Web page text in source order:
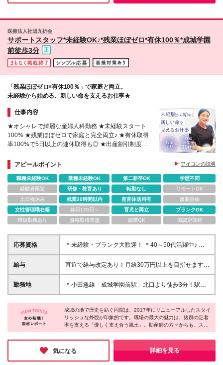
医療法人社団九折会
サポートスタッフ*未経験OK♪*残業ほぼゼロ*有休100％*成城学園
前徒歩3分
「残業ほぼゼロ×有休100％」で家庭と両立。
未経験から始める、新しい命を支えるお仕事★
仕事内容
★オシャレで綺麗な産婦人科勤務 ★未経験スタート
100% ★残業ほぼゼロで家庭と完全両立♪ ★有休取得
率100%で5日以上の連休取得も◎ ★出産割引制度
アピールポイント
アイコンの説明
職種未経験OK 業種未経験OK 第二新卒OK
学歴不問
経験者限定
研修・教育あり 転勤なし
リモートOK
土日祝休み
残業20時間以内 産育休活用有
服装自由
女性管理職在籍
休日120日～ 育児と両立
ブランクOK
時短勤務あり
資格取得支援 副業OK 国認定取得
応募資格
＊未経験・ブランク大歓迎！ ＊40～50代活躍中♪ ◆
学歴不問、資格・専門知識一切不要！ ※中途入社率
100%＆全員未経験スタートです ＼こんな方にピッタ
る方 ★綺麗好きな方、整理整頓やテキパキ動くのが
得意な方 ★残業なしで家庭や趣味と無理なく両立さ
スピード採用を行います★
給与
直近で給与改定あり！月給30万円以上を目指せます！
月給22万円以上＋賞与年2回 ★月収例：28.9万～30.5
万 【豊富な手当】 職務手当：4万円 住宅手当：1.3万
収】 370万～500万円 【一分単位での残業代支給】
・みなし残業代の支給はありません。 ・現職の方々
の平均残業時間は10時間以下です。 ・時間外勤務分
勤務地
＊小田急線「成城学園前駅」北口より徒歩3分！駅チ
カで通勤ラクラクです♪自転車通勤もOK！ 〈成城木下
病院〉 東京都世田谷区成城6-13-20 (変更の範囲)上記
を除く当社関連勤務地
成城の地で歴史を紡ぐ同院は、2017年にリニューアルしたスタイ
リッシュな外観が印象的です。職場の最大の魅力は、抜群の定着
率を支える「優しく支え合う風土」。助産師の方々からも、スタ
ッフは穏やかで優しい人ばかりだというお話を伺えました。未経
験から始めた先輩が10年以上活躍しているのも納得の環境です。
残業ほぼゼロや柔軟なシフト調整など、私生活も大切にしながら
心地よく長く働きたい方に最適の職場だと実感しました。
気になる 詳細を見る